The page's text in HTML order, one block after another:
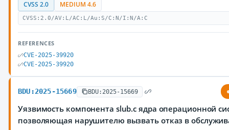
CVSS 2.0 MEDIUM 4.6
CVSS:2.0/AV:L/AC:L/Au:S/C:N/I:N/A:C
REFERENCES
CVE-2025-39920
CVE-2025-39920
BDU:2025-15669 BDU:2025-15669
Уязвимость компонента slub.c ядра операционной
позволяющая нарушителю вызвать отказ в